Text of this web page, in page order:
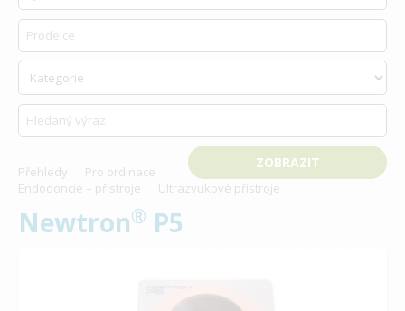
Přehledy
Pro ordinace
Endodoncie – přístroje
Ultrazvukové přístroje
Newtron® P5